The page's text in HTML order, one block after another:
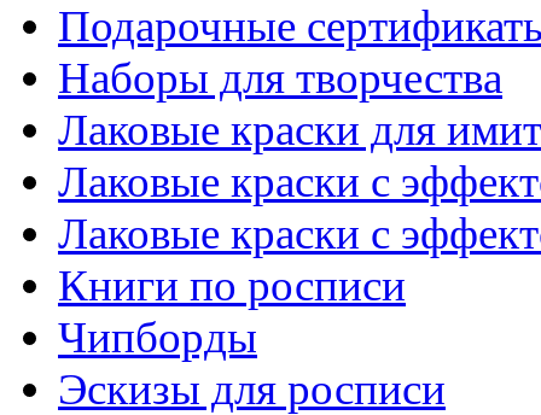
Подарочные
Наборы для творчества
Лаковые краски для
Лаковые краски с
Лаковые краски с
Книги по росписи
Чипборды
Эскизы для росписи